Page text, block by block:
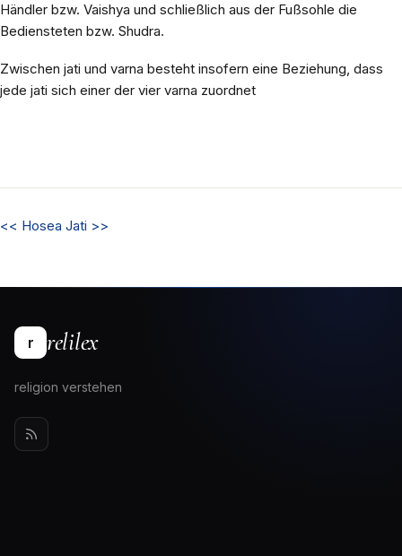
Händler bzw. Vaishya und schließlich aus der Fußsohle die
Bediensteten bzw. Shudra.
Zwischen jati und varna besteht insofern eine Beziehung, dass
jede jati sich einer der vier varna zuordnet
<< Hosea Jati >>
r relilex
religion verstehen